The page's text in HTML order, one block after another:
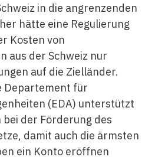
in die angrenzenden
hätte eine Regulierung
Kosten von
aus der Schweiz nur
auf die Zielländer.
Departement für
(EDA) unterstützt
der Förderung des
damit auch die ärmsten
ein Konto eröffnen